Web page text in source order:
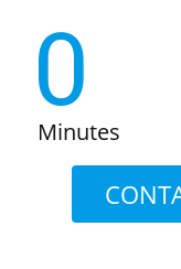
0
Minutes